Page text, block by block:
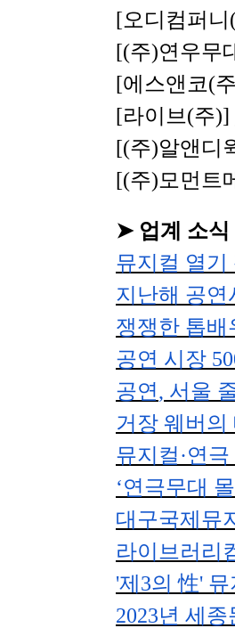
[오디컴퍼니
[(주)연우무
[에스앤코(주
[라이브(주)]
[(주)알앤디
[(주)모먼트
➤ 업계 소식
뮤지컬 열기
지난해 공연
쟁쟁한 톱배
공연 시장
공연, 서울
거장 웨버의
뮤지컬·연극
‘연극무대
대구국제뮤
라이브러리
'제 3의性' 뮤
2023년 세